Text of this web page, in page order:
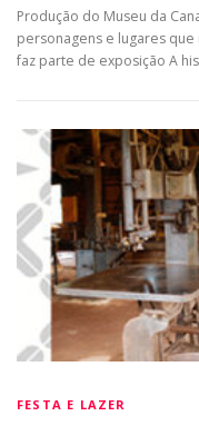
Produção do Museu da
personagens e lugares
faz parte de exposição A
FESTA E LAZER